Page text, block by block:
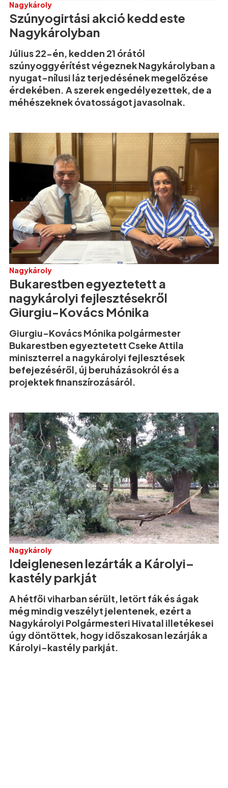
Nagykároly
Szúnyogirtási akció kedd este
Nagykárolyban
Július 22-én, kedden 21 órától
szúnyoggyérítést végeznek Nagykárolyban a
nyugat-nílusi láz terjedésének megelőzése
érdekében. A szerek engedélyezettek, de a
méhészeknek óvatosságot javasolnak.
Nagykároly
Bukarestben egyeztetett a
nagykárolyi fejlesztésekről
Giurgiu-Kovács Mónika
Giurgiu-Kovács Mónika polgármester
Bukarestben egyeztetett Cseke Attila
miniszterrel a nagykárolyi fejlesztések
befejezéséről, új beruházásokról és a
projektek finanszírozásáról.
Nagykároly
Ideiglenesen lezárták a Károlyi–
kastély parkját
A hétfői viharban sérült, letört fák és ágak
még mindig veszélyt jelentenek, ezért a
Nagykárolyi Polgármesteri Hivatal illetékesei
úgy döntöttek, hogy időszakosan lezárják a
Károlyi-kastély parkját.